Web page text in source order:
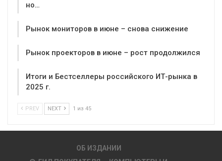
но…
Рынок мониторов в июне – снова снижение
Рынок проекторов в июне – рост продолжился
Итоги и Бестселлеры российского ИТ-рынка в
2025 г.
PREV NEXT 1 из 45
ОБ ИЗДАНИИ